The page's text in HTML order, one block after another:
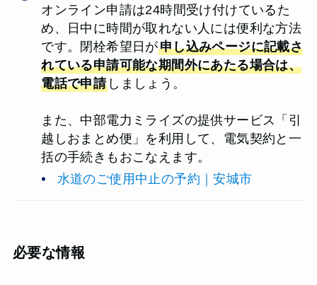
オンライン申請は24時間受け付けているた
め、日中に時間が取れない人には便利な方法
です。閉栓希望日が申し込みページに記載さ
れている申請可能な期間外にあたる場合は、
電話で申請 しましょう。
また、中部電力ミライズの提供サービス「引
越しおまとめ便」を利用して、電気契約と一
括の手続きもおこなえます。
水道のご使用中止の予約｜安城市
必要な情報